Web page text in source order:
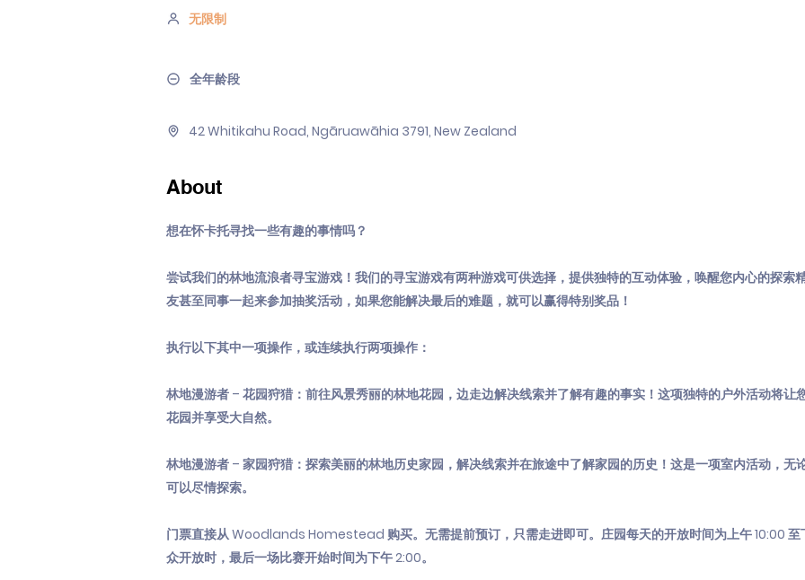
无限制
全年龄段
42 Whitikahu Road, Ngāruawāhia 3791, New Zealand
About
想在怀卡托寻找一些有趣的事情吗？
尝试我们的林地流浪者寻宝游戏！我们的寻宝游戏有两种游戏可供选择，提供独特的互动体验，唤醒您内心的探索
友甚至同事一起来参加抽奖活动，如果您能解决最后的难题，就可以赢得特别奖品！
执行以下其中一项操作，或连续执行两项操作：
林地漫游者 – 花园狩猎：前往风景秀丽的林地花园，边走边解决线索并了解有趣的事实！这项独特的户外活动将让
花园并享受大自然。
林地漫游者 – 家园狩猎：探索美丽的林地历史家园，解决线索并在旅途中了解家园的历史！这是一项室内活动，无
可以尽情探索。
门票直接从 Woodlands Homestead 购买。无需提前预订，只需走进即可。庄园每天的开放时间为上午 10:00 至
众开放时，最后一场比赛开始时间为下午 2:00。